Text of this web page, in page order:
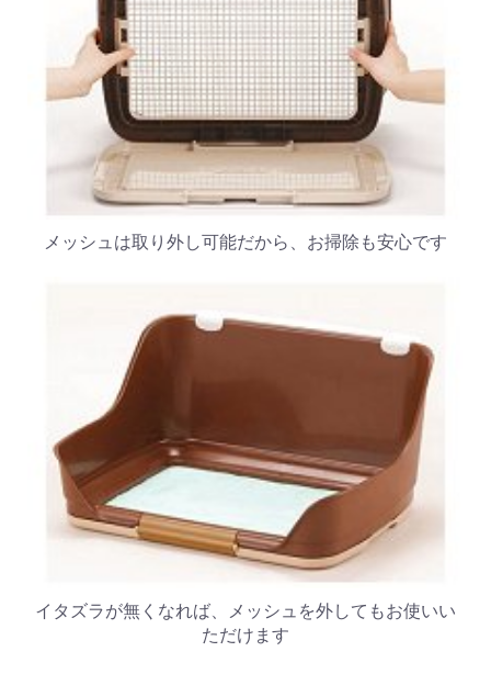
メッシュは取り外し可能だから、お掃除も安心です
イタズラが無くなれば、メッシュを外してもお使いい
ただけます